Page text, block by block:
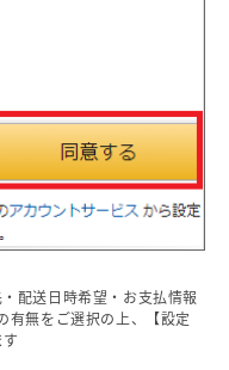
配送日時希望・お支払情報
有無をご選択の上、【設定